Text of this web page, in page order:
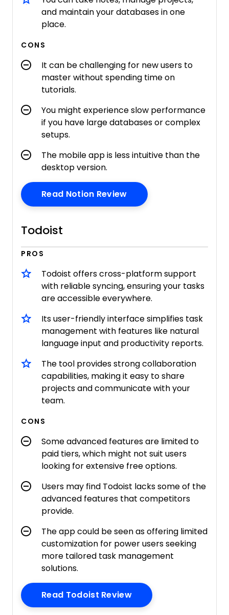
and maintain your databases in one
place.
CONS
It can be challenging for new users to
master without spending time on
tutorials.
You might experience slow performance
if you have large databases or complex
setups.
The mobile app is less intuitive than the
desktop version.
Read Notion ReviewOpens New Window
Todoist
PROS
Todoist offers cross-platform support
with reliable syncing, ensuring your tasks
are accessible everywhere.
Its user-friendly interface simplifies task
management with features like natural
language input and productivity reports.
The tool provides strong collaboration
capabilities, making it easy to share
projects and communicate with your
team.
CONS
Some advanced features are limited to
paid tiers, which might not suit users
looking for extensive free options.
Users may find Todoist lacks some of the
advanced features that competitors
provide.
The app could be seen as offering limited
customization for power users seeking
more tailored task management
solutions.
Read Todoist ReviewOpens New Window